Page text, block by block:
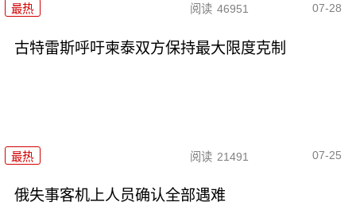
最热 阅读 46951 07-28
古特雷斯呼吁柬泰双方保持最大限度克制
最热 阅读 21491 07-25
俄失事客机上人员确认全部遇难